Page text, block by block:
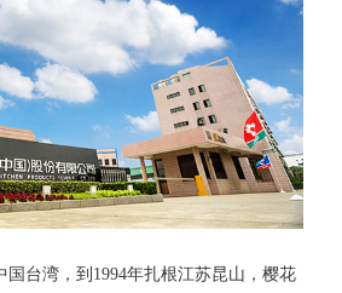
台湾，到1994年扎根江苏昆山，樱花